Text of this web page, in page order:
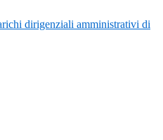
dirigenziali amministrativi di